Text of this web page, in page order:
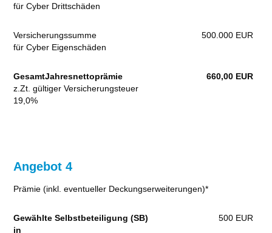
für Cyber Drittschäden
Versicherungssumme
für Cyber Eigenschäden
500.000 EUR
GesamtJahresnettoprämie
z.Zt. gültiger Versicherungsteuer
19,0%
660,00 EUR
Angebot 4
Prämie (inkl. eventueller Deckungserweiterungen)*
Gewählte Selbstbeteiligung (SB)
in
500 EUR